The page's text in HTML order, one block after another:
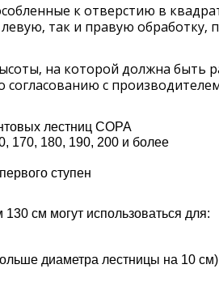
к отверстию в
так и правую
на которой должна
с
лестниц COPA
170, 180, 190, 200 и более
ступен
см могут использоваться для:
диаметра лестницы на 10 см)